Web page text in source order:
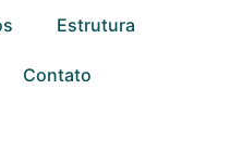
Estrutura
Contato